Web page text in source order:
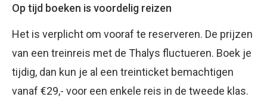
Op tijd boeken is voordelig reizen
Het is verplicht om vooraf te reserveren. De prijzen
van een treinreis met de Thalys fluctueren. Boek je
tijdig, dan kun je al een treinticket bemachtigen
vanaf €29,- voor een enkele reis in de tweede klas.